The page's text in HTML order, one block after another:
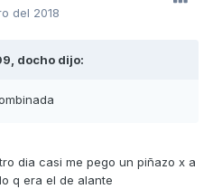
del 2018
docho dijo:
dia casi me pego un piñazo x a
q era el de alante